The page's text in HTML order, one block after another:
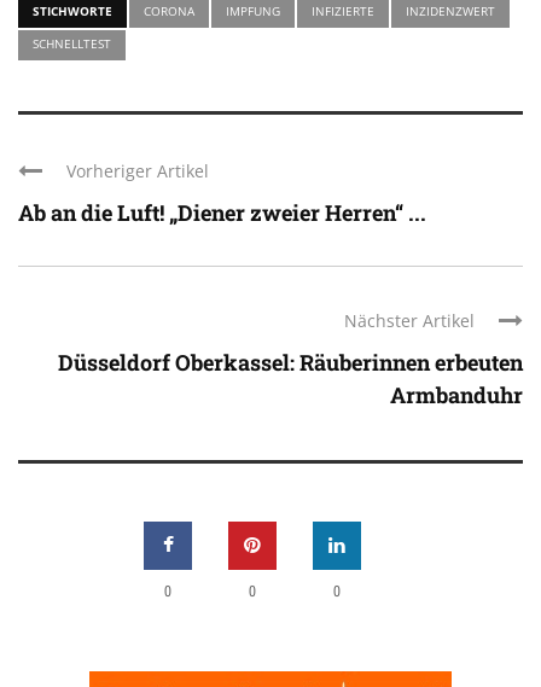
STICHWORTE CORONA IMPFUNG INFIZIERTE
INZIDENZWERT
SCHNELLTEST
Vorheriger Artikel
Ab an die Luft! „Diener zweier Herren“ ...
Nächster Artikel
Düsseldorf Oberkassel: Räuberinnen erbeuten
Armbanduhr
0 0 0